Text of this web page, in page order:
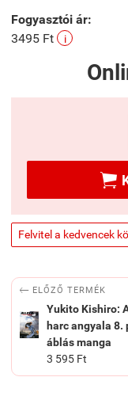
Fogyasztói ár:
3495 Ft
i

Felvitel a kedvencek
 ELŐZŐ TERMÉK
Yukito Kishiro:
harc angyala 8.
áblás manga
3 595 Ft